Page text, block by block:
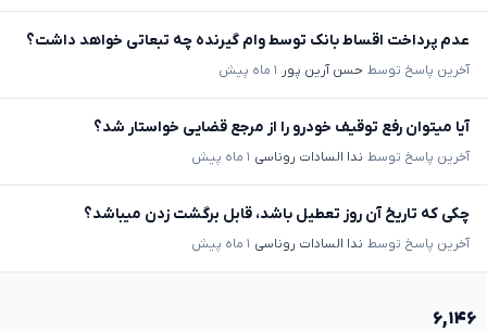
عدم پرداخت اقساط بانک توسط وام گیرنده چه تبعاتی خواهد داشت؟
آخرین پاسخ توسط حسن آرین پور ۱ ماه پیش
آیا میتوان رفع توقیف خودرو را از مرجع قضایی خواستار شد؟
آخرین پاسخ توسط ندا السادات روناسی ۱ ماه پیش
چکی که تاریخ آن روز تعطیل باشد، قابل برگشت زدن میباشد؟
آخرین پاسخ توسط ندا السادات روناسی ۱ ماه پیش
۶,۱۴۶